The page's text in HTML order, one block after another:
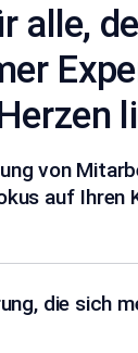
alle,
von
auf Ihren
die sich